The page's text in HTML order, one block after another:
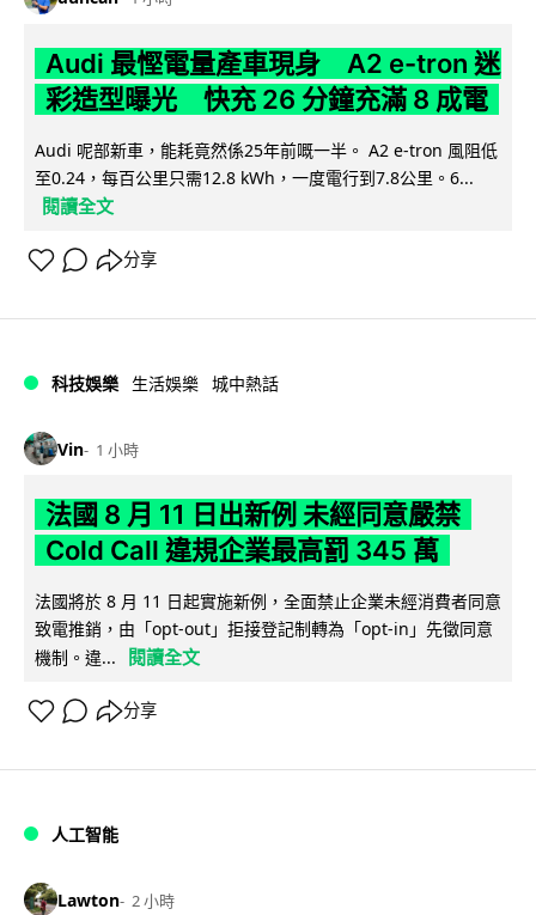
Audi 最慳電量產車現身 A2 e-tron 迷
彩造型曝光 快充 26 分鐘充滿 8 成電
Audi 呢部新車，能耗竟然係25年前嘅一半。 A2 e-tron 風阻低
至0.24，每百公里只需12.8 kWh，一度電行到7.8公里。6...
閱讀全文
分享
科技娛樂 生活娛樂 城中熱話
Vin 1 小時
法國 8 月 11 日出新例 未經同意嚴禁
Cold Call 違規企業最高罰 345 萬
法國將於 8 月 11 日起實施新例，全面禁止企業未經消費者同意
致電推銷，由「opt-out」拒接登記制轉為「opt-in」先徵同意
機制。違...
閱讀全文
分享
人工智能
Lawton 2 小時